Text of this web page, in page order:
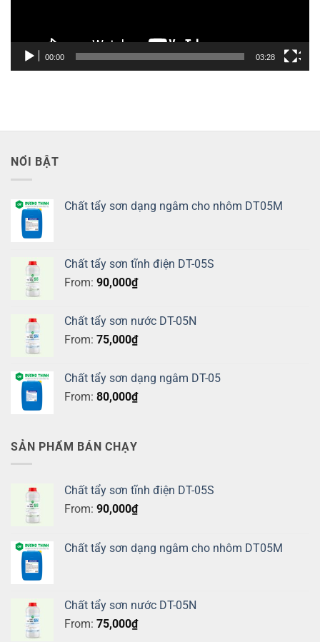
00:00 03:28
NỔI BẬT
Chất tẩy sơn dạng ngâm cho nhôm DT05M
Chất tẩy sơn tĩnh điện DT-05S
From: 90,000₫
Chất tẩy sơn nước DT-05N
From: 75,000₫
Chất tẩy sơn dạng ngâm DT-05
From: 80,000₫
SẢN PHẨM BÁN CHẠY
Chất tẩy sơn tĩnh điện DT-05S
From: 90,000₫
Chất tẩy sơn dạng ngâm cho nhôm DT05M
Chất tẩy sơn nước DT-05N
From: 75,000₫